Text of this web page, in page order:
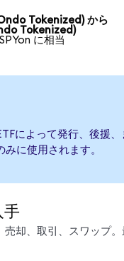
Tokenized) から
Tokenized)
に相当
によって発行、後援
に使用されます。
却、取引、スワップ